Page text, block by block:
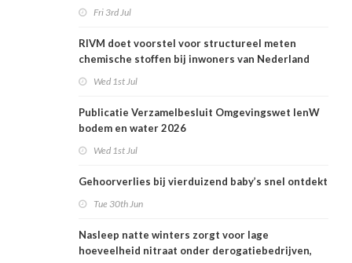
Fri 3rd Jul
RIVM doet voorstel voor structureel meten
chemische stoffen bij inwoners van Nederland
Wed 1st Jul
Publicatie Verzamelbesluit Omgevingswet IenW
bodem en water 2026
Wed 1st Jul
Gehoorverlies bij vierduizend baby’s snel ontdekt
Tue 30th Jun
Nasleep natte winters zorgt voor lage
hoeveelheid nitraat onder derogatiebedrijven,